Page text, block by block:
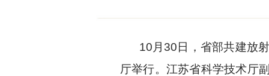
10 月30 日，省部共建放
厅举行。江苏省科学技术厅